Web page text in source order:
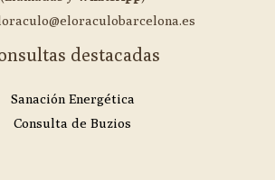
destacadas
Sanación Energética
Consulta de Buzios